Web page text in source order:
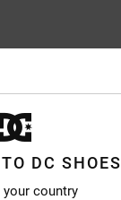
DC SHOES
country